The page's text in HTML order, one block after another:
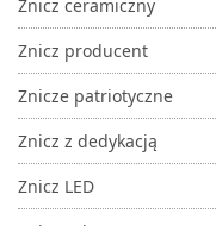
Znicz ceramiczny
Znicz producent
Znicze patriotyczne
Znicz z dedykacją
Znicz LED